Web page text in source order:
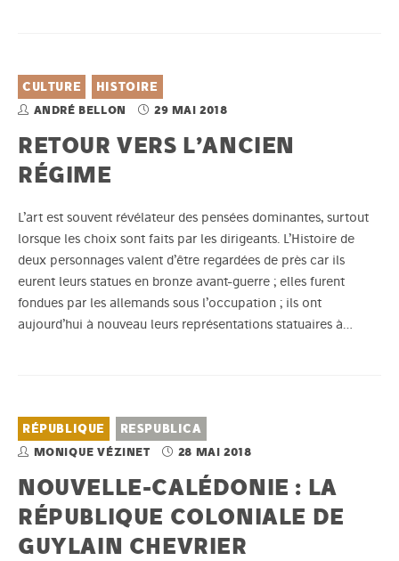
CULTURE HISTOIRE
ANDRÉ BELLON 29 MAI 2018
RETOUR VERS L’ANCIEN
RÉGIME
L’art est souvent révélateur des pensées dominantes, surtout
lorsque les choix sont faits par les dirigeants. L’Histoire de
deux personnages valent d’être regardées de près car ils
eurent leurs statues en bronze avant-guerre ; elles furent
fondues par les allemands sous l’occupation ; ils ont
aujourd’hui à nouveau leurs représentations statuaires à…
RÉPUBLIQUE RESPUBLICA
MONIQUE VÉZINET 28 MAI 2018
NOUVELLE-CALÉDONIE : LA
RÉPUBLIQUE COLONIALE DE
GUYLAIN CHEVRIER